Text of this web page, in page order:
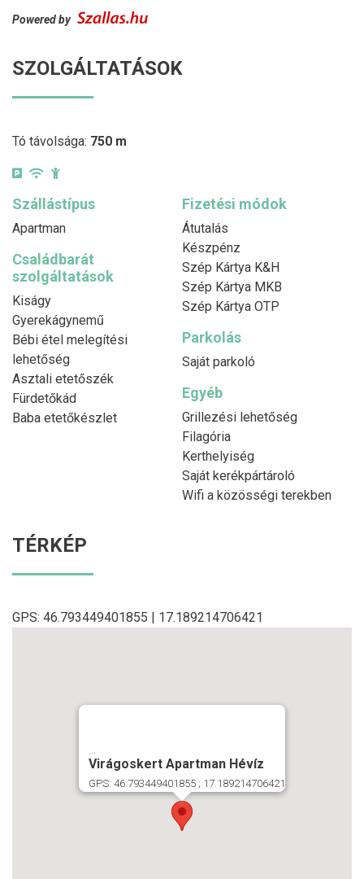
Powered by
SZOLGÁLTATÁSOK
Tó távolsága: 750 m
Szállástípus
Apartman
Fizetési módok
Átutalás
Készpénz
Szép Kártya K&H
Szép Kártya MKB
Szép Kártya OTP
Családbarát
szolgáltatások
Kiságy
Gyerekágynemű
Bébi étel melegítési
lehetőség
Asztali etetőszék
Fürdetőkád
Baba etetőkészlet
Parkolás
Saját parkoló
Egyéb
Grillezési lehetőség
Filagória
Kerthelyiség
Saját kerékpártároló
Wifi a közösségi terekben
TÉRKÉP
GPS: 46.793449401855 | 17.189214706421
...
Virágoskert Apartman Hévíz
GPS: 46.793449401855 ; 17.189214706421